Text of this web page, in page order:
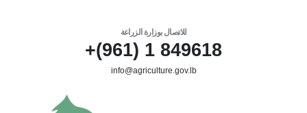
للاتصال بوزارة الزراعة
849618 1 (961)+
info@agriculture.gov.lb